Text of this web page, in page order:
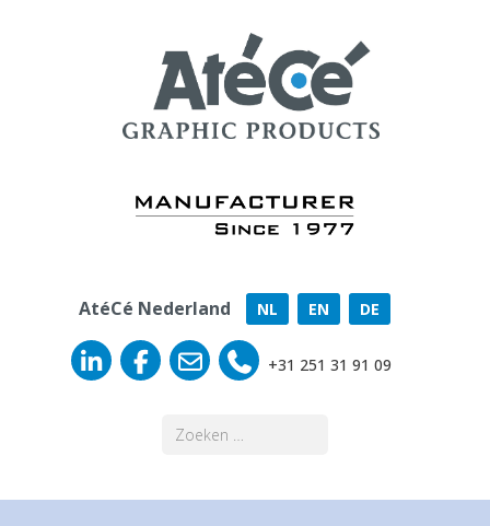
AtéCé Nederland NL EN DE
+31 251 31 91 09